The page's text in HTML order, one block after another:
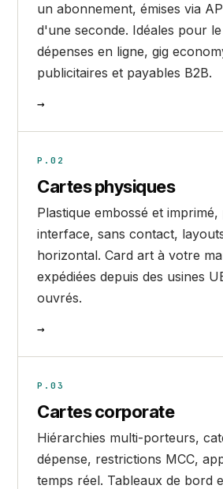
un abonnement, émises via
d'une seconde. Idéales pour
dépenses en ligne, gig
publicitaires et payables B2B.
→
P.02
Cartes physiques
Plastique embossé et
interface, sans contact,
horizontal. Card art à votre
expédiées depuis des usines
ouvrés.
→
P.03
Cartes corporate
Hiérarchies multi-porteurs,
dépense, restrictions MCC,
temps réel. Tableaux de bord